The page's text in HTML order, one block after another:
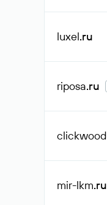
luxel.ru
riposa.ru
clickwood
mir-lkm.ru